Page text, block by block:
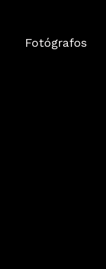
Fotógrafos